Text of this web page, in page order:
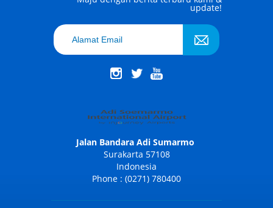
update!
Jalan Bandara Adi Sumarmo
Surakarta 57108
Indonesia
Phone : (0271) 780400